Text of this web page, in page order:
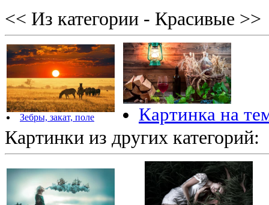
<< Из категории - Красивые >>
Зебры, закат, поле Картинка на
Картинки из других категорий: